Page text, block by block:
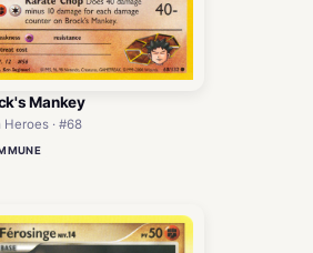
Mankey
Heroes · #68